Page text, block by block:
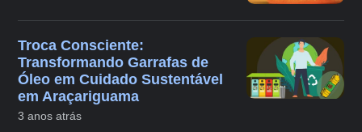
Troca Consciente:
Transformando Garrafas de
Óleo em Cuidado Sustentável
em Araçariguama
3 anos atrás